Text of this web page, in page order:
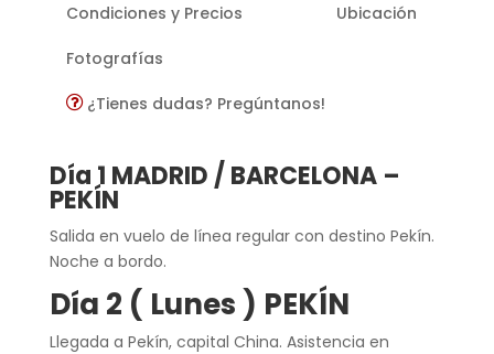
Condiciones y Precios Ubicación
Fotografías
¿Tienes dudas? Pregúntanos!
Día 1 MADRID / BARCELONA –
PEKÍN
Salida en vuelo de línea regular con destino Pekín.
Noche a bordo.
Día 2 ( Lunes ) PEKÍN
Llegada a Pekín, capital China. Asistencia en